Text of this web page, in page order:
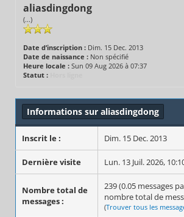
aliasdingdong
(...)
Date d’inscription : Dim. 15 Dec. 2013
Date de naissance : Non spécifié
Heure locale : Sun 09 Aug 2026 à 07:37
Statut :
Informations sur aliasdingdong
Inscrit le : Dim. 15 Dec. 2013
Dernière visite Lun. 13 Juil. 2026,
Nombre total de
messages :
239 (0.05 messages
nombre total de
(Trouver tous les